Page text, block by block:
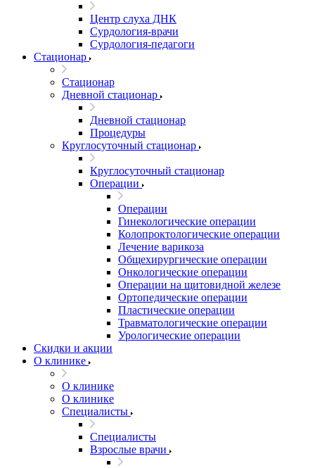
Центр слуха ДНК
Сурдология-врачи
Сурдология-педагоги
Стационар
Стационар
Дневной стационар
Дневной стационар
Процедуры
Круглосуточный стационар
Круглосуточный стационар
Операции
Операции
Гинекологические операции
Колопроктологические операции
Лечение варикоза
Общехирургические операции
Онкологические операции
Операции на щитовидной железе
Ортопедические операции
Пластические операции
Травматологические операции
Урологические операции
Скидки и акции
О клинике
О клинике
О клинике
Специалисты
Специалисты
Взрослые врачи